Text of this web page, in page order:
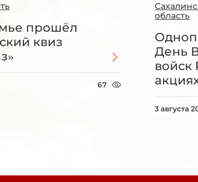
прошёл
квиз
67
область
День
войск
3 августа